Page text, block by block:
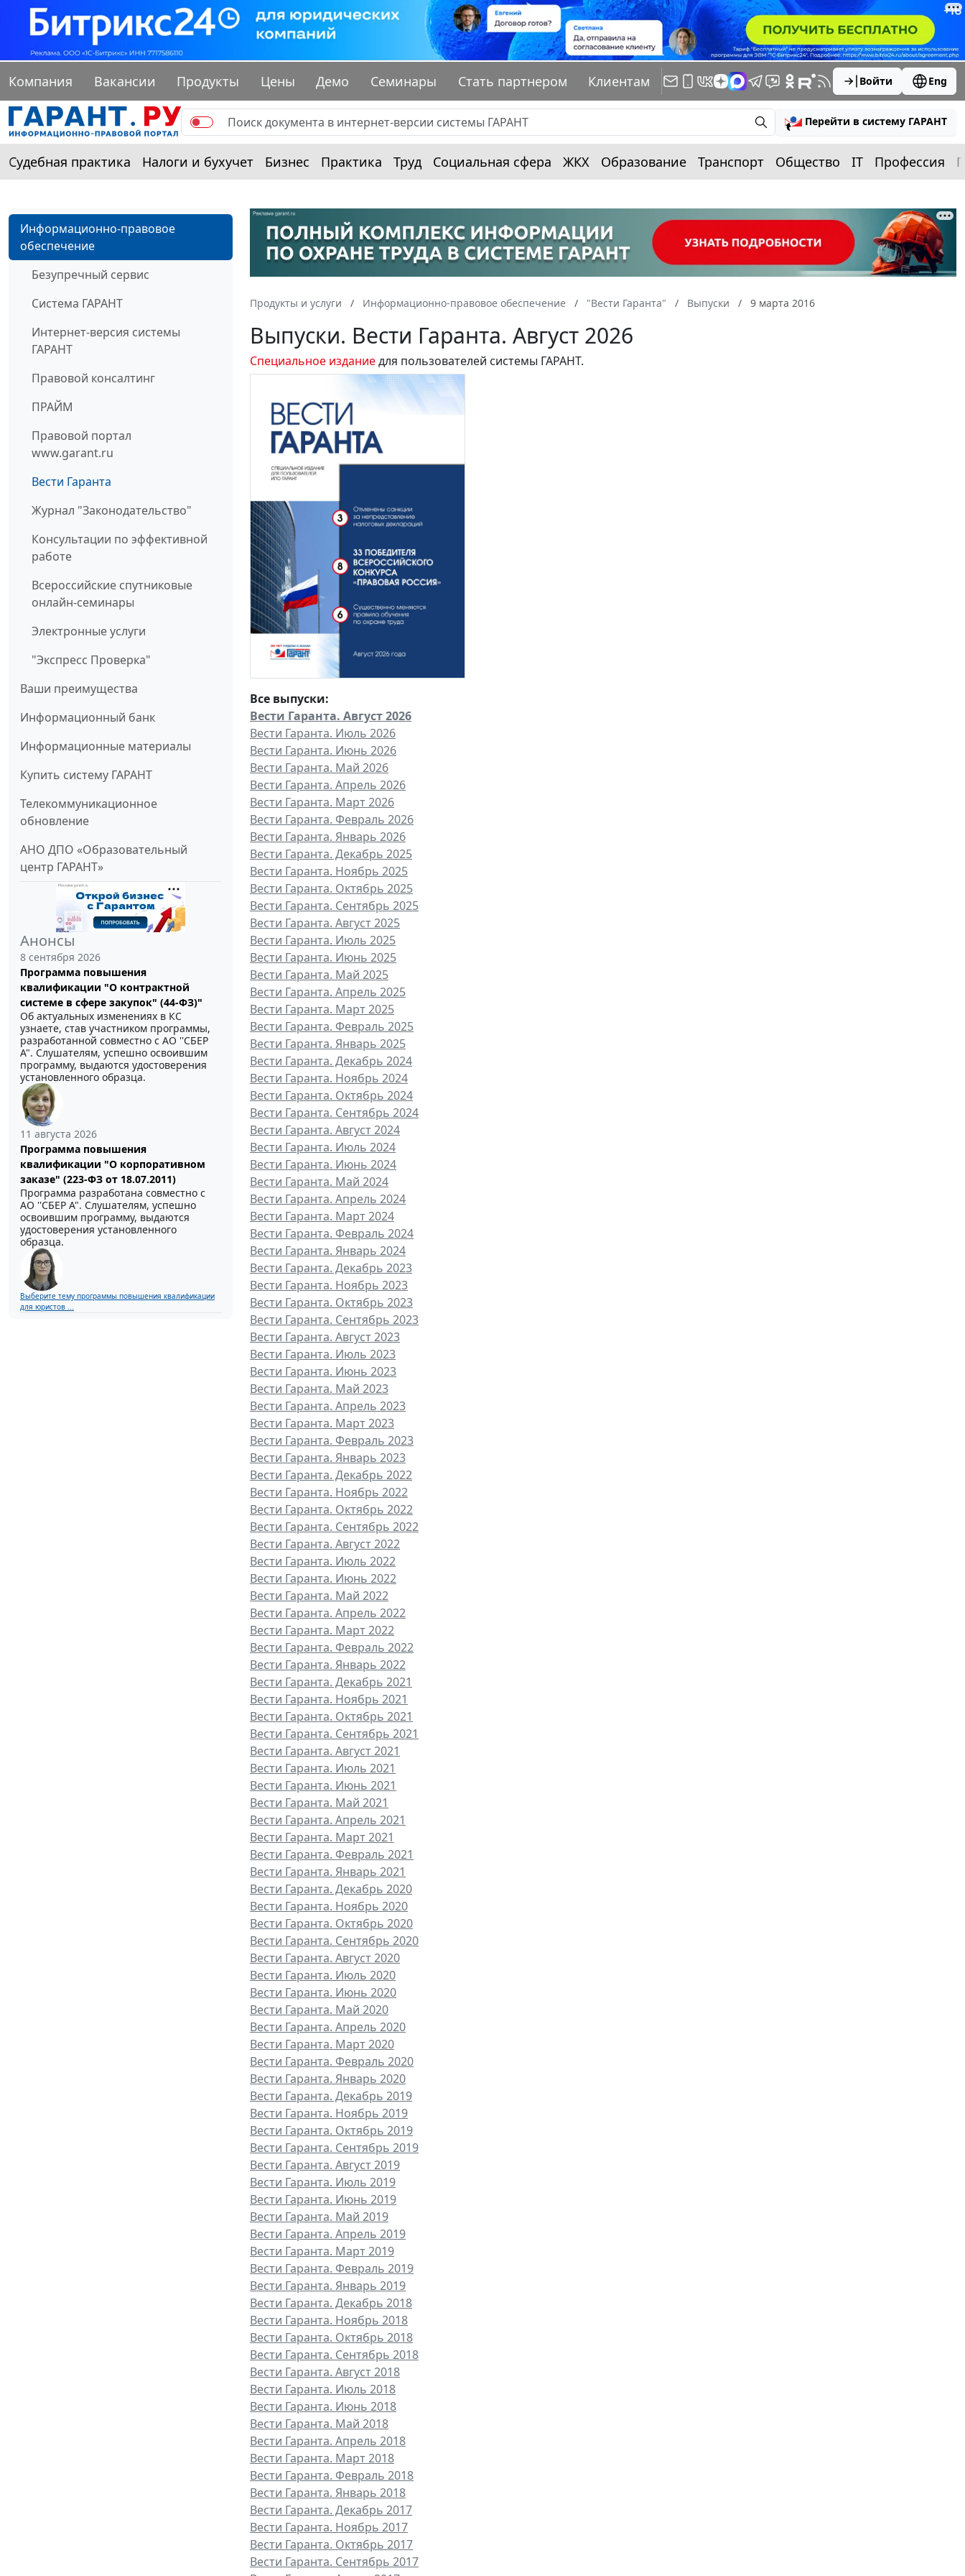
Компания Вакансии Продукты Цены Демо Семинары Стать партнером Клиентам Войти Eng
Перейти в систему ГАРАНТ
Судебная практика Налоги и бухучет Бизнес Практика Труд Социальная сфера ЖКХ Образование Транспорт Общество IT Профессия
Информационно-правовое
обеспечение
Безупречный сервис
Система ГАРАНТ
Интернет-версия системы
ГАРАНТ
Правовой консалтинг
ПРАЙМ
Правовой портал
www.garant.ru
Вести Гаранта
Журнал "Законодательство"
Консультации по эффективной
работе
Всероссийские спутниковые
онлайн-семинары
Электронные услуги
"Экспресс Проверка"
Ваши преимущества
Информационный банк
Информационные материалы
Купить систему ГАРАНТ
Телекоммуникационное
обновление
АНО ДПО «Образовательный
центр ГАРАНТ»
Анонсы
8 сентября 2026
Программа повышения
квалификации "О контрактной
системе в сфере закупок" (44-ФЗ)"
Об актуальных изменениях в КС
узнаете, став участником программы,
разработанной совместно с АО ''СБЕР
А". Слушателям, успешно освоившим
программу, выдаются удостоверения
установленного образца.
11 августа 2026
Программа повышения
квалификации "О корпоративном
заказе" (223-ФЗ от 18.07.2011)
Программа разработана совместно с
АО ''СБЕР А". Слушателям, успешно
освоившим программу, выдаются
удостоверения установленного
образца.
Выберите тему программы повышения квалификации
для юристов ...
Продукты и услуги Информационно-правовое обеспечение "Вести Гаранта" Выпуски 9 марта 2016
Выпуски. Вести Гаранта. Август 2026
Специальное изданиедля пользователей системы ГАРАНТ.
Все выпуски:
Вести Гаранта. Август 2026
Вести Гаранта. Июль 2026
Вести Гаранта. Июнь 2026
Вести Гаранта. Май 2026
Вести Гаранта. Апрель 2026
Вести Гаранта. Март 2026
Вести Гаранта. Февраль 2026
Вести Гаранта. Январь 2026
Вести Гаранта. Декабрь 2025
Вести Гаранта. Ноябрь 2025
Вести Гаранта. Октябрь 2025
Вести Гаранта. Сентябрь 2025
Вести Гаранта. Август 2025
Вести Гаранта. Июль 2025
Вести Гаранта. Июнь 2025
Вести Гаранта. Май 2025
Вести Гаранта. Апрель 2025
Вести Гаранта. Март 2025
Вести Гаранта. Февраль 2025
Вести Гаранта. Январь 2025
Вести Гаранта. Декабрь 2024
Вести Гаранта. Ноябрь 2024
Вести Гаранта. Октябрь 2024
Вести Гаранта. Сентябрь 2024
Вести Гаранта. Август 2024
Вести Гаранта. Июль 2024
Вести Гаранта. Июнь 2024
Вести Гаранта. Май 2024
Вести Гаранта. Апрель 2024
Вести Гаранта. Март 2024
Вести Гаранта. Февраль 2024
Вести Гаранта. Январь 2024
Вести Гаранта. Декабрь 2023
Вести Гаранта. Ноябрь 2023
Вести Гаранта. Октябрь 2023
Вести Гаранта. Сентябрь 2023
Вести Гаранта. Август 2023
Вести Гаранта. Июль 2023
Вести Гаранта. Июнь 2023
Вести Гаранта. Май 2023
Вести Гаранта. Апрель 2023
Вести Гаранта. Март 2023
Вести Гаранта. Февраль 2023
Вести Гаранта. Январь 2023
Вести Гаранта. Декабрь 2022
Вести Гаранта. Ноябрь 2022
Вести Гаранта. Октябрь 2022
Вести Гаранта. Сентябрь 2022
Вести Гаранта. Август 2022
Вести Гаранта. Июль 2022
Вести Гаранта. Июнь 2022
Вести Гаранта. Май 2022
Вести Гаранта. Апрель 2022
Вести Гаранта. Март 2022
Вести Гаранта. Февраль 2022
Вести Гаранта. Январь 2022
Вести Гаранта. Декабрь 2021
Вести Гаранта. Ноябрь 2021
Вести Гаранта. Октябрь 2021
Вести Гаранта. Сентябрь 2021
Вести Гаранта. Август 2021
Вести Гаранта. Июль 2021
Вести Гаранта. Июнь 2021
Вести Гаранта. Май 2021
Вести Гаранта. Апрель 2021
Вести Гаранта. Март 2021
Вести Гаранта. Февраль 2021
Вести Гаранта. Январь 2021
Вести Гаранта. Декабрь 2020
Вести Гаранта. Ноябрь 2020
Вести Гаранта. Октябрь 2020
Вести Гаранта. Сентябрь 2020
Вести Гаранта. Август 2020
Вести Гаранта. Июль 2020
Вести Гаранта. Июнь 2020
Вести Гаранта. Май 2020
Вести Гаранта. Апрель 2020
Вести Гаранта. Март 2020
Вести Гаранта. Февраль 2020
Вести Гаранта. Январь 2020
Вести Гаранта. Декабрь 2019
Вести Гаранта. Ноябрь 2019
Вести Гаранта. Октябрь 2019
Вести Гаранта. Сентябрь 2019
Вести Гаранта. Август 2019
Вести Гаранта. Июль 2019
Вести Гаранта. Июнь 2019
Вести Гаранта. Май 2019
Вести Гаранта. Апрель 2019
Вести Гаранта. Март 2019
Вести Гаранта. Февраль 2019
Вести Гаранта. Январь 2019
Вести Гаранта. Декабрь 2018
Вести Гаранта. Ноябрь 2018
Вести Гаранта. Октябрь 2018
Вести Гаранта. Сентябрь 2018
Вести Гаранта. Август 2018
Вести Гаранта. Июль 2018
Вести Гаранта. Июнь 2018
Вести Гаранта. Май 2018
Вести Гаранта. Апрель 2018
Вести Гаранта. Март 2018
Вести Гаранта. Февраль 2018
Вести Гаранта. Январь 2018
Вести Гаранта. Декабрь 2017
Вести Гаранта. Ноябрь 2017
Вести Гаранта. Октябрь 2017
Вести Гаранта. Сентябрь 2017